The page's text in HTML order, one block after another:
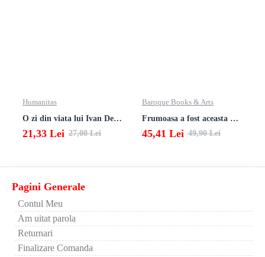
Humanitas
O zi din viata lui Ivan Denisovici
21,33 Lei 27,00 Lei
Baroque Books & Arts
Frumoasa a fost aceasta viata. totusi.
45,41 Lei 49,90 Lei
Pagini Generale
Contul Meu
Am uitat parola
Returnari
Finalizare Comanda